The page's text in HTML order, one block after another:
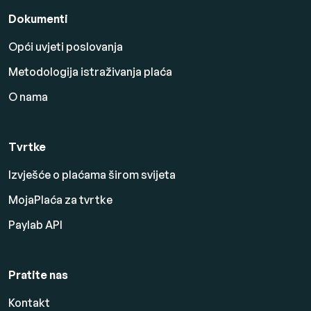
Dokumenti
Opći uvjeti poslovanja
Metodologija istraživanja plaća
O nama
Tvrtke
Izvješće o plaćama širom svijeta
MojaPlaća za tvrtke
Paylab API
Pratite nas
Kontakt